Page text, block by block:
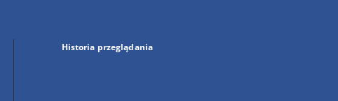
Historia przeglądania